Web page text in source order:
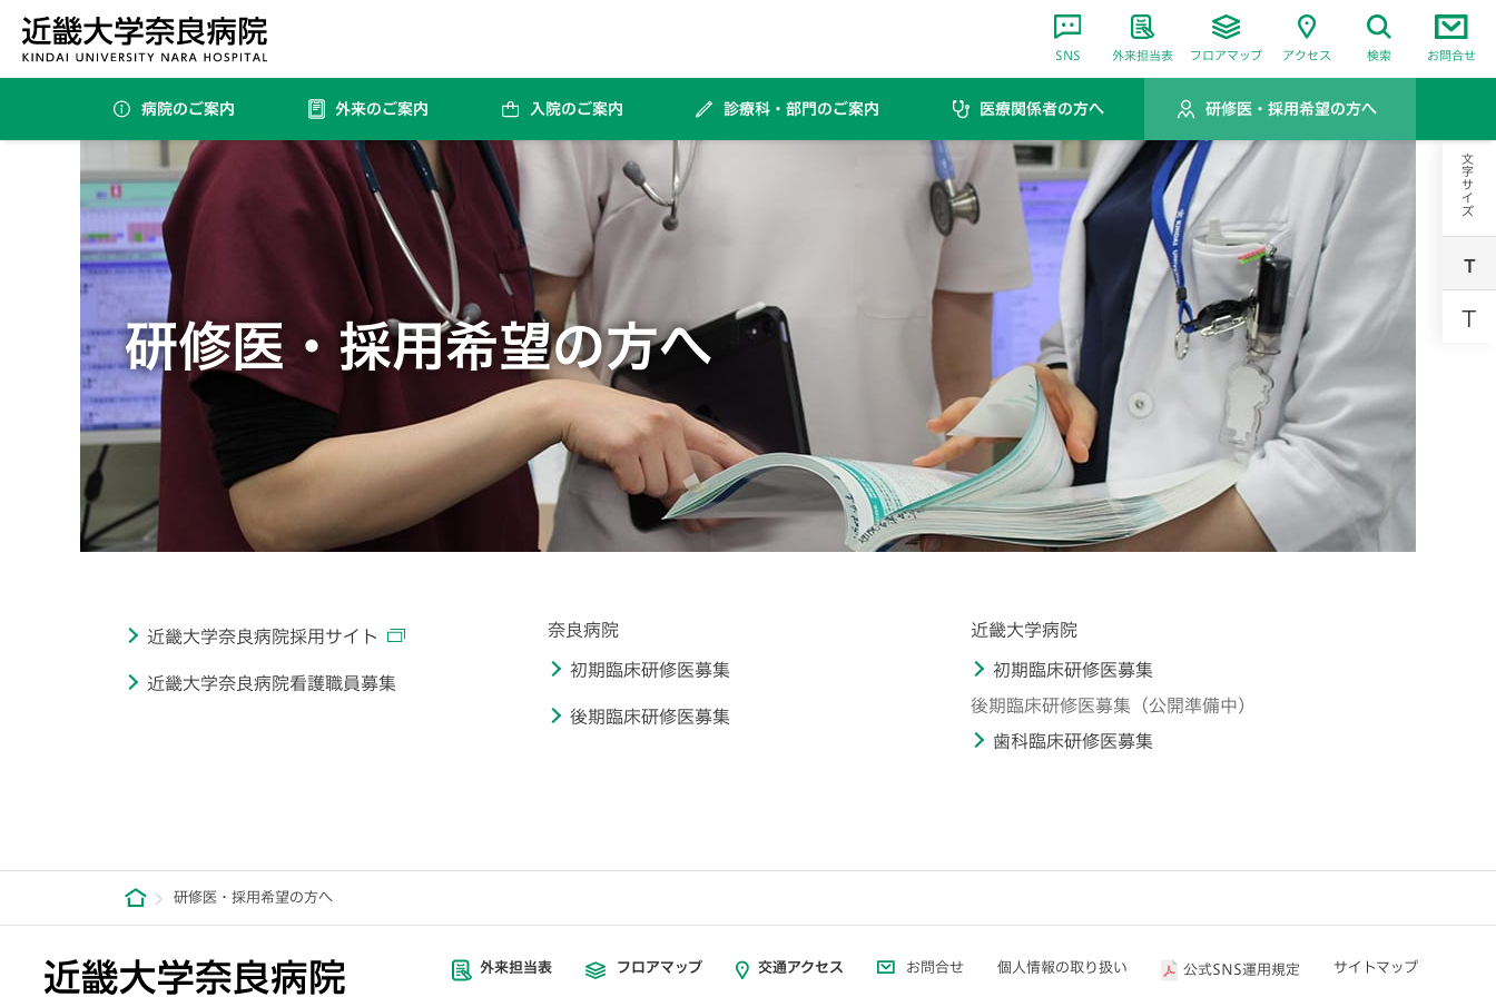
文字サイズ
T
T
SNS 外来担当表 フロアマップ アクセス 検索 お問合せ
病院のご案内 外来のご案内 入院のご案内 診療科・部門のご案内 医療関係者の方へ 研修医・採用希望の方へ
研修医・採用希望の方へ
近畿大学奈良病院採用サイト
近畿大学奈良病院看護職員募集
奈良病院
初期臨床研修医募集
後期臨床研修医募集
近畿大学病院
初期臨床研修医募集
後期臨床研修医募集（公開準備中）
歯科臨床研修医募集
研修医・採用希望の方へ
外来担当表 フロアマップ 交通アクセス お問合せ 個人情報の取り扱い 公式SNS運用規定 サイトマップ